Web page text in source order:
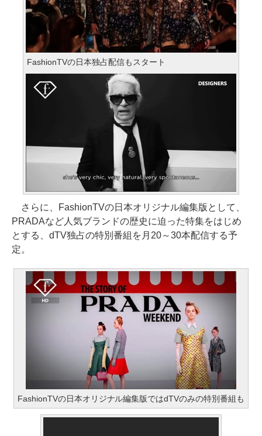
FashionTVの日本独占配信もスタート
さらに、FashionTVの日本オリジナル編集版として、
PRADAなど人気ブランドの歴史に迫った特集をはじめ
とする、dTV独占の特別番組を月20～30本配信する予
定。
FashionTVの日本オリジナル編集版ではdTVのみの特別番組も